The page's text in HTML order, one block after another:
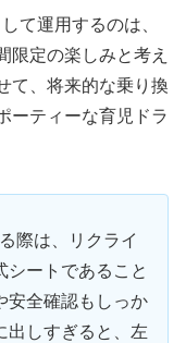
て運用するのは、
限定の楽しみと考え
て、将来的な乗り換
ーティーな育児ドラ
際は、リクライ
シートであること
安全確認もしっか
出しすぎると、左